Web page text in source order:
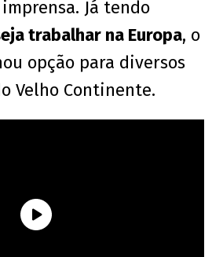
Já tendo
trabalhar na Europa, o
opção para diversos
Velho Continente.